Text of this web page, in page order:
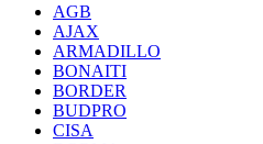
AGB
AJAX
ARMADILLO
BONAITI
BORDER
BUDPRO
CISA